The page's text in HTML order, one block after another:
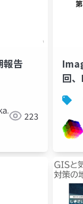
報告
223
回